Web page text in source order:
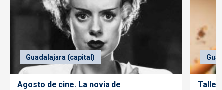
Guadalajara (capital)
Agosto de cine. La novia de
Taller